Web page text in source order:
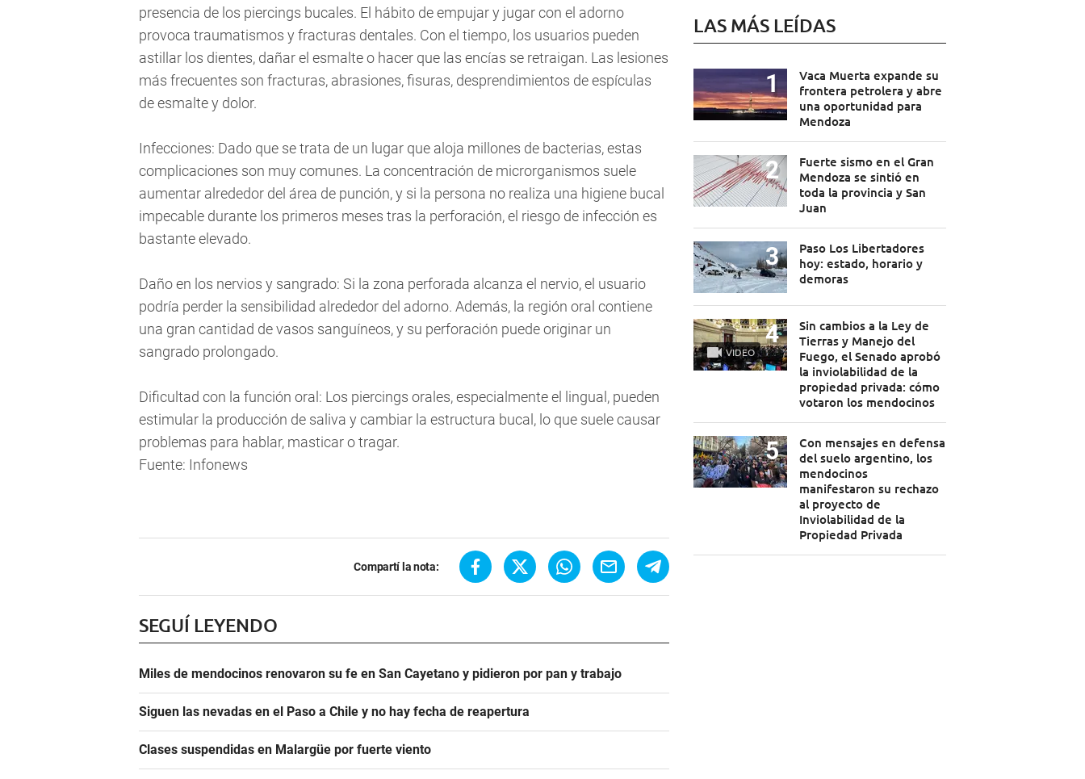
presencia de los piercings bucales. El hábito de empujar y jugar con el adorno
provoca traumatismos y fracturas dentales. Con el tiempo, los usuarios pueden
astillar los dientes, dañar el esmalte o hacer que las encías se retraigan. Las lesiones
más frecuentes son fracturas, abrasiones, fisuras, desprendimientos de espículas
de esmalte y dolor.
Infecciones: Dado que se trata de un lugar que aloja millones de bacterias, estas
complicaciones son muy comunes. La concentración de microrganismos suele
aumentar alrededor del área de punción, y si la persona no realiza una higiene bucal
impecable durante los primeros meses tras la perforación, el riesgo de infección es
bastante elevado.
Daño en los nervios y sangrado: Si la zona perforada alcanza el nervio, el usuario
podría perder la sensibilidad alrededor del adorno. Además, la región oral contiene
una gran cantidad de vasos sanguíneos, y su perforación puede originar un
sangrado prolongado.
Dificultad con la función oral: Los piercings orales, especialmente el lingual, pueden
estimular la producción de saliva y cambiar la estructura bucal, lo que suele causar
problemas para hablar, masticar o tragar.
Fuente: Infonews
Compartí la nota:
SEGUÍ LEYENDO
Miles de mendocinos renovaron su fe en San Cayetano y pidieron por pan y trabajo
Siguen las nevadas en el Paso a Chile y no hay fecha de reapertura
Clases suspendidas en Malargüe por fuerte viento
LAS MÁS LEÍDAS
Vaca Muerta expande su
frontera petrolera y abre
una oportunidad para
Mendoza
Fuerte sismo en el Gran
Mendoza se sintió en
toda la provincia y San
Juan
Paso Los Libertadores
hoy: estado, horario y
demoras
VIDEO
Sin cambios a la Ley de
Tierras y Manejo del
Fuego, el Senado aprobó
la inviolabilidad de la
propiedad privada: cómo
votaron los mendocinos
Con mensajes en defensa
del suelo argentino, los
mendocinos
manifestaron su rechazo
al proyecto de
Inviolabilidad de la
Propiedad Privada